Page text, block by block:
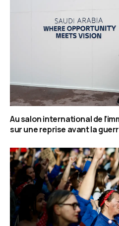
Au salon international de
sur une reprise avant la